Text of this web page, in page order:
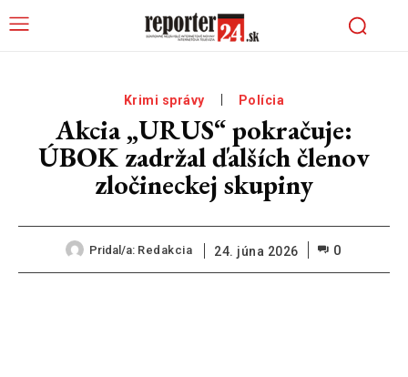
Krimi správy Polícia
Akcia „URUS“ pokračuje:
ÚBOK zadržal ďalších členov
zločineckej skupiny
Pridal/a: Redakcia 24. júna 2026 0